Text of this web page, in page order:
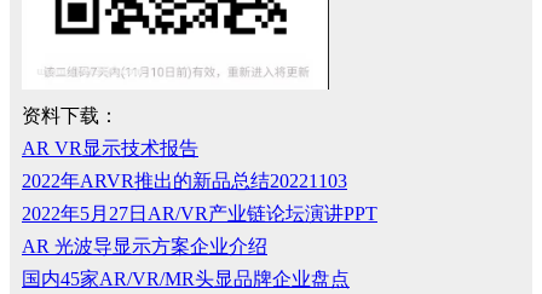
资料下载：
AR VR显示技术报告
2022年ARVR推出的新品总结20221103
2022年5月27日AR/VR产业链论坛演讲PPT
AR 光波导显示方案企业介绍
国内45家AR/VR/MR头显品牌企业盘点